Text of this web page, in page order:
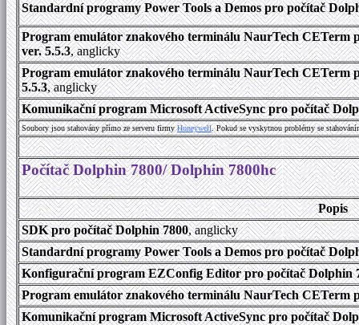
Standardní programy Power Tools a Demos pro počítač
Program emulátor znakového terminálu NaurTech CETerm
ver. 5.5.3, anglicky
Program emulátor znakového terminálu NaurTech CETerm
5.5.3, anglicky
Komunikační program Microsoft ActiveSync pro počítač
Soubory jsou stahovány přímo ze serveru firmyHoneywell. Pokud se vyskytnou problémy se
Počítač Dolphin 7800/ Dolphin 7800hc
Popis
SDK pro počítač Dolphin 7800, anglicky
Standardní programy Power Tools a Demos pro počítač
Konfigurační program EZConfig Editor pro počítač Dolphin
Program emulátor znakového terminálu NaurTech CETerm
Komunikační program Microsoft ActiveSync pro počítač